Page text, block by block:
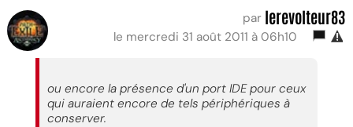
par lerevolteur83
le mercredi 31 août 2011 à 06h10
ou encore la présence d'un port IDE pour ceux
qui auraient encore de tels périphériques à
conserver.